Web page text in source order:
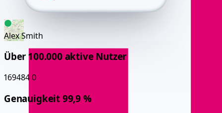
Alex Smith
Über 100.000 aktive Nutzer
1694840
Genauigkeit 99,9 %